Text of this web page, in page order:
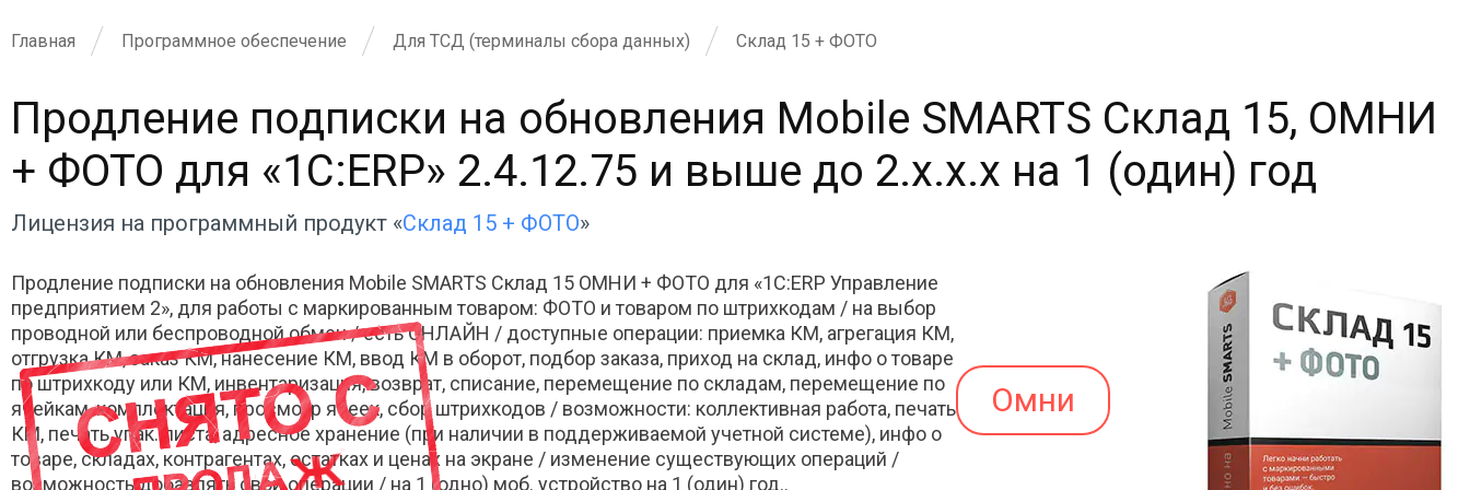
Главная Программное обеспечение Для ТСД (терминалы сбора данных) Склад 15 + ФОТО
Продление подписки на обновления Mobile SMARTS Склад 15, ОМНИ
+ ФОТО для «1С:ERP» 2.4.12.75 и выше до 2.x.x.x на 1 (один) год
Лицензия на программный продукт «Склад 15 + ФОТО»
Омни
Продление подписки на обновления Mobile SMARTS Склад 15 ОМНИ + ФОТО для «1С:ERP Управление
предприятием 2», для работы с маркированным товаром: ФОТО и товаром по штрихкодам / на выбор
проводной или беспроводной обмен / есть ОНЛАЙН / доступные операции: приемка КМ, агрегация КМ,
отгрузка КМ, заказ КМ, нанесение КМ, ввод КМ в оборот, подбор заказа, приход на склад, инфо о товаре
по штрихкоду или КМ, инвентаризация, возврат, списание, перемещение по складам, перемещение по
ячейкам, комплектация, просмотр ячеек, сбор штрихкодов / возможности: коллективная работа, печать
КМ, печать упак. листа, адресное хранение (при наличии в поддерживаемой учетной системе), инфо о
товаре, складах, контрагентах, остатках и ценах на экране / изменение существующих операций /
возможность добавлять свои операции / на 1 (одно) моб. устройство на 1 (один) год..